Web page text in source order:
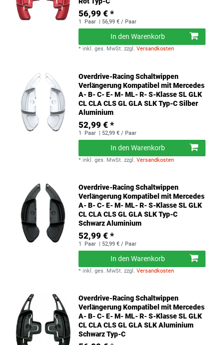
56,99 € *
1 Paar | 56,99 € / Paar
In den Warenkorb
* inkl. ges. MwSt. zzgl.Versandkosten
Overdrive-Racing Schaltwippen
Verlängerung Kompatibel mit Mercedes
A- B- C- E- M- ML- R- S-Klasse SL GLK
CL CLA CLS GL GLA SLK Typ-C Silber
Aluminium
52,99 € *
1 Paar | 52,99 € / Paar
In den Warenkorb
* inkl. ges. MwSt. zzgl.Versandkosten
Overdrive-Racing Schaltwippen
Verlängerung Kompatibel mit Mercedes
A- B- C- E- M- ML- R- S-Klasse SL GLK
CL CLA CLS GL GLA SLK Typ-C
Schwarz Aluminium
52,99 € *
1 Paar | 52,99 € / Paar
In den Warenkorb
* inkl. ges. MwSt. zzgl.Versandkosten
Overdrive-Racing Schaltwippen
Verlängerung Kompatibel mit Mercedes
A- B- C- E- M- ML- R- S-Klasse SL GLK
CL CLA CLS GL GLA SLK Aluminium
Schwarz Typ-C